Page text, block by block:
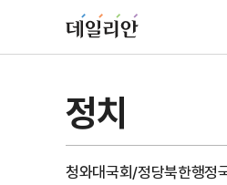
정치
청와대국회/정당북한행정